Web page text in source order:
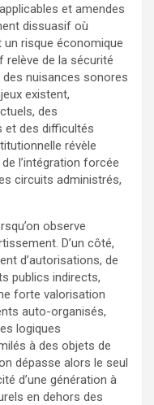
et amendes
dissuasif où
un risque économique
relève de la sécurité
des nuisances sonores
existent,
des
et des difficultés
révèle
l’intégration forcée
circuits administrés,
observe
D’un côté,
d’autorisations, de
publics indirects,
forte valorisation
auto-organisés,
logiques
à des objets de
dépasse alors le seul
d’une génération à
en dehors des